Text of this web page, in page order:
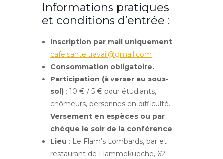
Informations pratiques
et conditions d’entrée :
Inscription par mail uniquement :
cafe.sante.travail@gmail.com
Consommation obligatoire.
Participation (à verser au sous-
sol) : 10 € / 5 € pour étudiants,
chômeurs, personnes en difficulté.
Versement en espèces ou par
chèque le soir de la conférence.
Lieu : Le Flam’s Lombards, bar et
restaurant de Flammekueche, 62